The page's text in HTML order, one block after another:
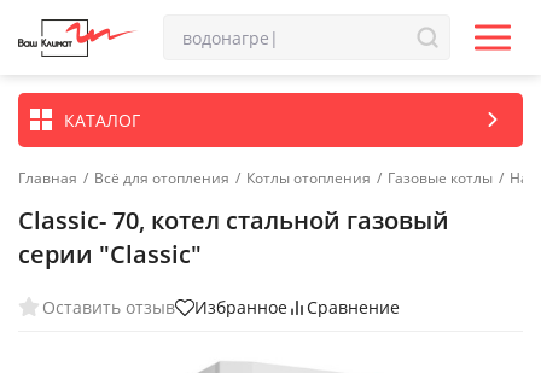
КАТАЛОГ
Главная / Всё для отопления / Котлы отопления / Газовые котлы /
Classic- 70, котел стальной газовый
серии "Classic"
Оставить отзыв Избранное Сравнение